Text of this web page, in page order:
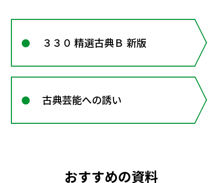
３３０ 精選古典Ｂ 新版
古典芸能への誘い
おすすめの資料